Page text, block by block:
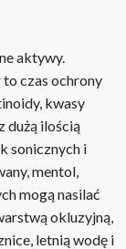
aktywy.
czas ochrony
kwasy
dużą ilością
sonicznych i
mentol,
mogą nasilać
okluzyjną,
letnią wodę i